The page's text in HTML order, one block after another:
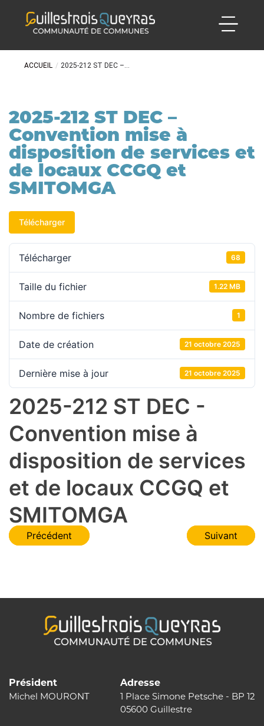
ACCUEIL / 2025-212 ST DEC –...
2025-212 ST DEC –
Convention mise à
disposition de services et
de locaux CCGQ et
SMITOMGA
Télécharger
Télécharger 68
Taille du fichier 1.22 MB
Nombre de fichiers 1
Date de création 21 octobre 2025
Dernière mise à jour 21 octobre 2025
2025-212 ST DEC -
Convention mise à
disposition de services
et de locaux CCGQ et
SMITOMGA
Navigation
Précédent Suivant
Président
Michel MOURONT
Adresse
1 Place Simone Petsche - BP 12
05600 Guillestre